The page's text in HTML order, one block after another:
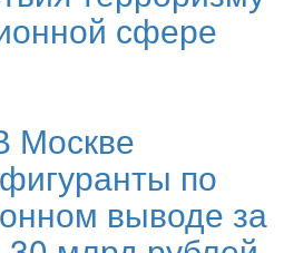
сфере
Москве
по
выводе за